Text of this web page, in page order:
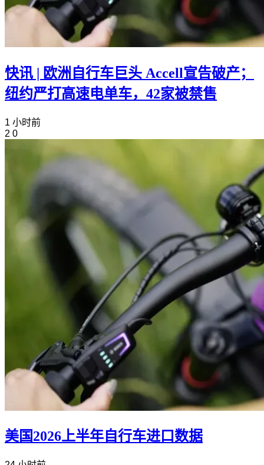
快讯 | 欧洲自行车巨头 Accell宣告破产；
纽约严打高速电单车，42家被禁售
1 小时前
2 0
美国2026上半年自行车进口数据